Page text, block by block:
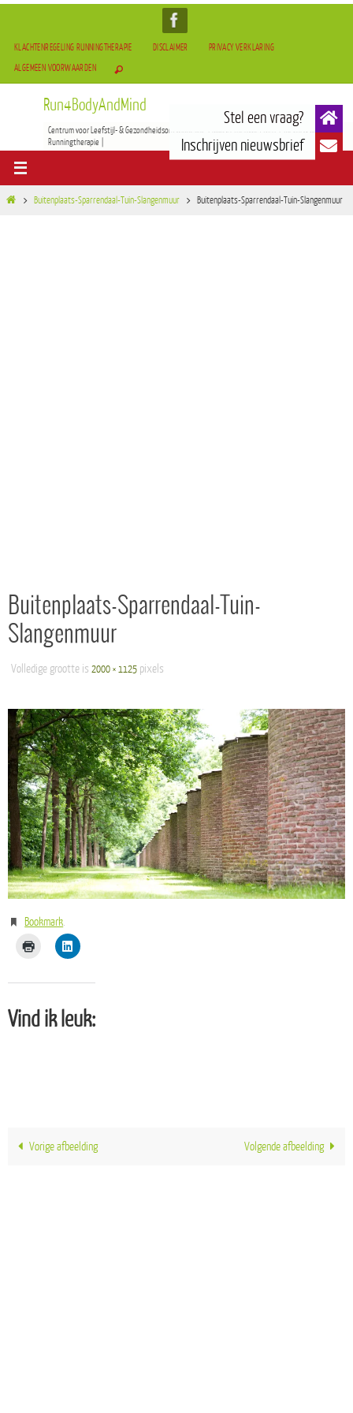
KLACHTENREGELING RUNNINGTHERAPIE DISCLAIMER
PRIVACY VERKLARING
ALGEMEEN VOORWAARDEN
Run4BodyAndMind
Centrum voor Leefstijl- & Gezondheidsontwikkeling | BOCAM Therapie(TCM) | Tai-Chi & Qigong |
Runningtherapie |
Buitenplaats-Sparrendaal-Tuin-Slangenmuur Buitenplaats-Sparrendaal-Tuin-Slangenmuur
Buitenplaats-Sparrendaal-Tuin-
Slangenmuur
Volledige grootte is 2000 × 1125 pixels
Bookmark.
Vind ik leuk:
Vorige afbeelding Volgende afbeelding